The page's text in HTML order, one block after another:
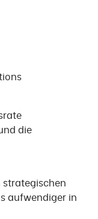
die
aufwendiger in